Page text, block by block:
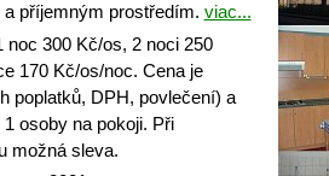
příjemným prostředím. viac...
noc 300 Kč/os, 2 noci 250
170 Kč/os/noc. Cena je
poplatků, DPH, povlečení) a
osoby na pokoji. Při
možná sleva.